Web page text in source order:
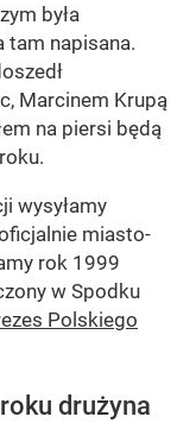
była
tam napisana.
Marcinem Krupą
na piersi będą
wysyłamy
miasto-
rok 1999
w Spodku
Polskiego
drużyna